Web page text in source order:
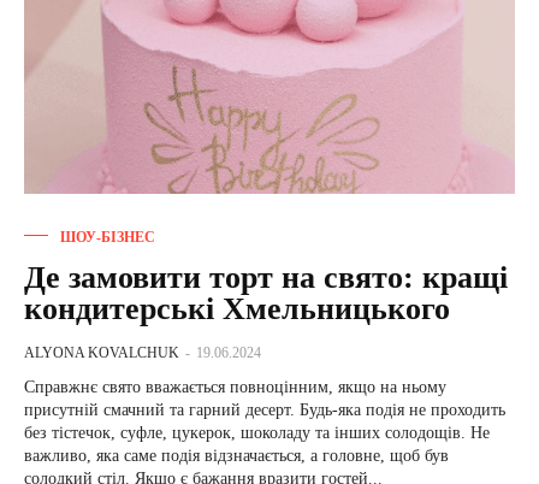
ШОУ-БІЗНЕС
Де замовити торт на свято: кращі
кондитерські Хмельницького
ALYONA KOVALCHUK - 19.06.2024
Справжнє свято вважається повноцінним, якщо на ньому
присутній смачний та гарний десерт. Будь-яка подія не проходить
без тістечок, суфле, цукерок, шоколаду та інших солодощів. Не
важливо, яка саме подія відзначається, а головне, щоб був
солодкий стіл. Якщо є бажання вразити гостей...